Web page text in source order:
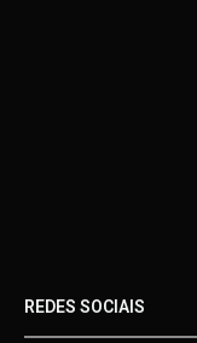
REDES SOCIAIS